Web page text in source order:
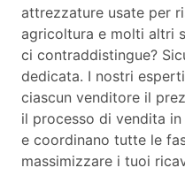
attrezzature usate per
agricoltura e molti altri
ci contraddistingue?
dedicata. I nostri
ciascun venditore il
il processo di vendita
e coordinano tutte le
massimizzare i tuoi